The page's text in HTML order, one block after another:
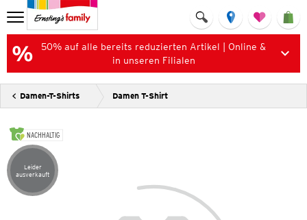
50% auf alle bereits reduzierten Artikel | Online &
in unseren Filialen
Damen-T-Shirts Damen T-Shirt
NACHHALTIG
Artikel leider ausverkauft
Leider
ausverkauft